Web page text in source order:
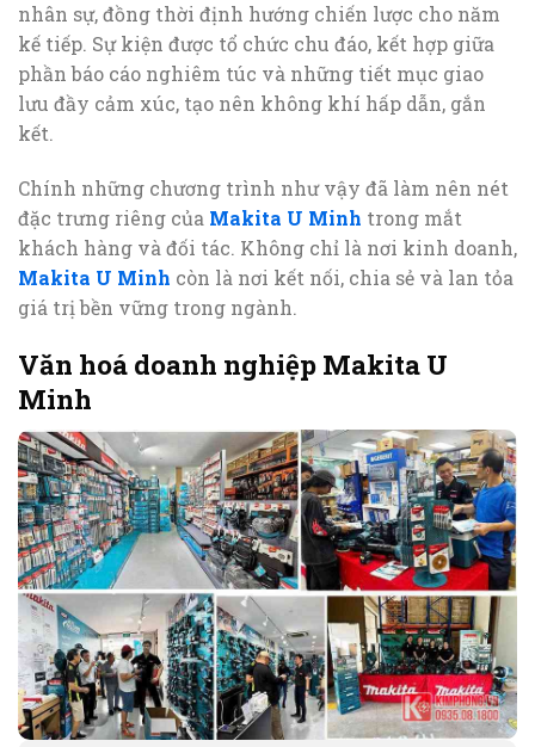
nhân sự, đồng thời định hướng chiến lược cho năm
kế tiếp. Sự kiện được tổ chức chu đáo, kết hợp giữa
phần báo cáo nghiêm túc và những tiết mục giao
lưu đầy cảm xúc, tạo nên không khí hấp dẫn, gắn
kết.
Chính những chương trình như vậy đã làm nên nét
đặc trưng riêng của Makita U Minh trong mắt
khách hàng và đối tác. Không chỉ là nơi kinh doanh,
Makita U Minh còn là nơi kết nối, chia sẻ và lan tỏa
giá trị bền vững trong ngành.
Văn hoá doanh nghiệp Makita U
Minh